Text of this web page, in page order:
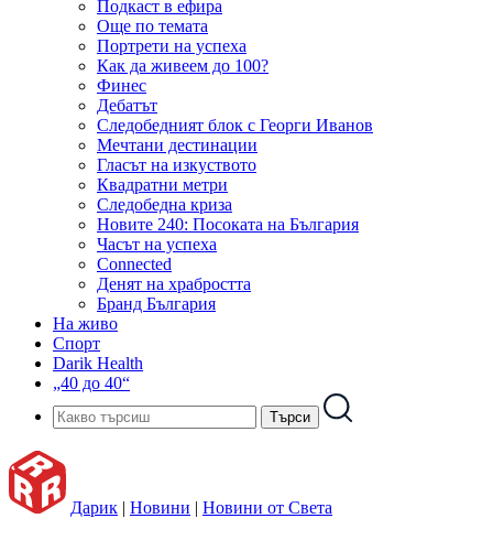
Подкаст в ефира
Още по темата
Портрети на успеха
Как да живеем до 100?
Финес
Дебатът
Следобедният блок с Георги Иванов
Мечтани дестинации
Гласът на изкуството
Квадратни метри
Следобедна криза
Новите 240: Посоката на България
Часът на успеха
Connected
Денят на храбростта
Бранд България
На живо
Спорт
Darik Health
„40 до 40“
Дарик | Новини | Новини от Света